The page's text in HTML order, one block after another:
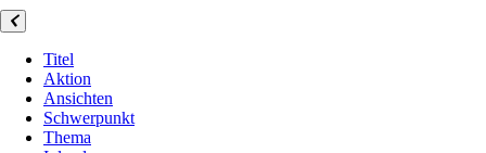
Titel
Aktion
Ansichten
Schwerpunkt
Thema